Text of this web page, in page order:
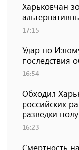
Харьковчан
17:15
Удар по
последствия
16:54
Обходил
российских
разведки
16:23
Смертность